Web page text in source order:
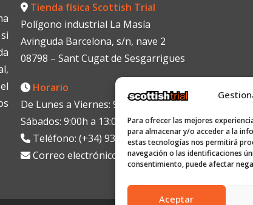
Para ofrecer las mejores
para almacenar y/o acceder a la
estas tecnologías nos permitirá
navegación o las identificaciones
consentimiento, puede afectar
Aceptar
Tienda física Scottish Trial
Polígono industrial La Masía
Avinguda Barcelona, s/n, nave 2
08798 – Sant Cugat de Sesgarrigues
Horario
De Lunes a Viernes: 9:00h a 13:00h y de 16:00h a
Sábados: 9:00h a 13:00h
Teléfono: (+34) 938199330
Correo electrónico:
info@scottish-trial.com